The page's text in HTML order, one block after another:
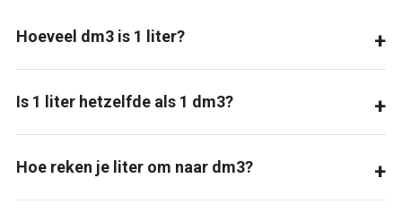
Hoeveel dm3 is 1 liter?
Is 1 liter hetzelfde als 1 dm3?
Hoe reken je liter om naar dm3?